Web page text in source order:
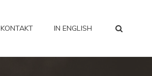
KONTAKT IN ENGLISH